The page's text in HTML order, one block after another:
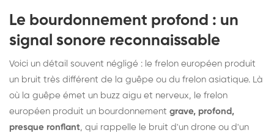
Le bourdonnement profond : un
signal sonore reconnaissable
Voici un détail souvent négligé : le frelon européen produit
un bruit très différent de la guêpe ou du frelon asiatique. Là
où la guêpe émet un buzz aigu et nerveux, le frelon
européen produit un bourdonnement grave, profond,
presque ronflant, qui rappelle le bruit d'un drone ou d'un